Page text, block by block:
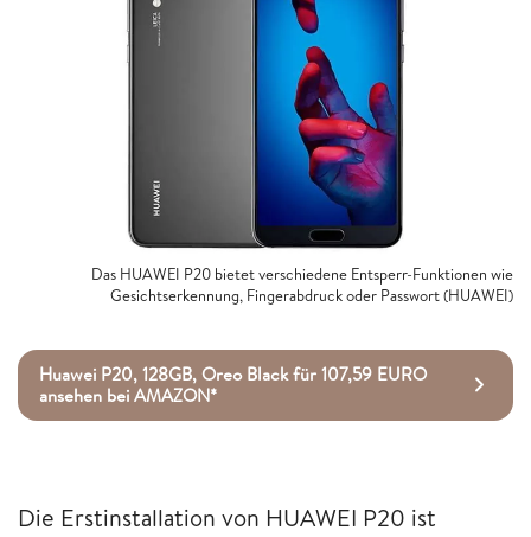
Das HUAWEI P20 bietet verschiedene Entsperr-Funktionen wie
Gesichtserkennung, Fingerabdruck oder Passwort (HUAWEI)
Huawei P20, 128GB, Oreo Black für 107,59 EURO
ansehen bei AMAZON*
Die Erstinstallation von HUAWEI P20 ist